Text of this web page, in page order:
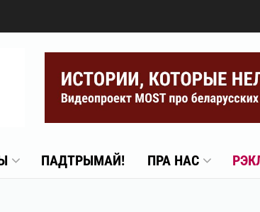
ПАДТРЫМАЙ! ПРА НАС